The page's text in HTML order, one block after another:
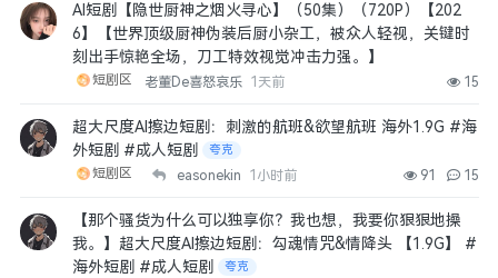
AI短剧【隐世厨神之烟火寻心】（50集）（720P）【202
6】【世界顶级厨神伪装后厨小杂工，被众人轻视，关键时
刻出手惊艳全场，刀工特效视觉冲击力强。】
短剧区 老董De喜怒哀乐 1天前 15
超大尺度AI擦边短剧：刺激的航班&欲望航班 海外1.9G #海
外短剧 #成人短剧
夸克
短剧区 easonekin 1小时前 91 15
【那个骚货为什么可以独享你？我也想，我要你狠狠地操
我。】超大尺度AI擦边短剧：勾魂情咒& 情⁠降⁠头 【1.9G】 #
海外短剧 #成人短剧
夸克